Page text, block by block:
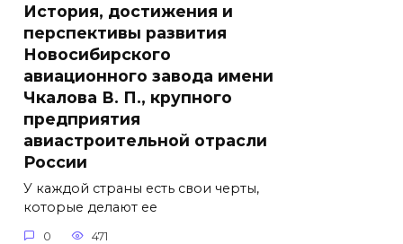
История, достижения и
перспективы развития
Новосибирского
авиационного завода имени
Чкалова В. П., крупного
предприятия
авиастроительной отрасли
России
У каждой страны есть свои черты,
которые делают ее
0 471